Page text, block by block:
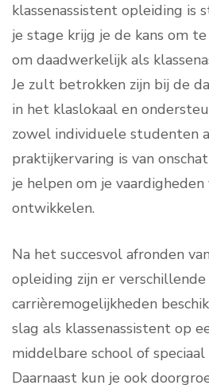
klassenassistent opleiding is
je stage krijg je de kans om
om daadwerkelijk als
Je zult betrokken zijn bij de
in het klaslokaal en
zowel individuele studenten
praktijkervaring is van
je helpen om je
ontwikkelen.
Na het succesvol afronden
opleiding zijn er verschillende
carrièremogelijkheden
slag als klassenassistent op
middelbare school of
Daarnaast kun je ook